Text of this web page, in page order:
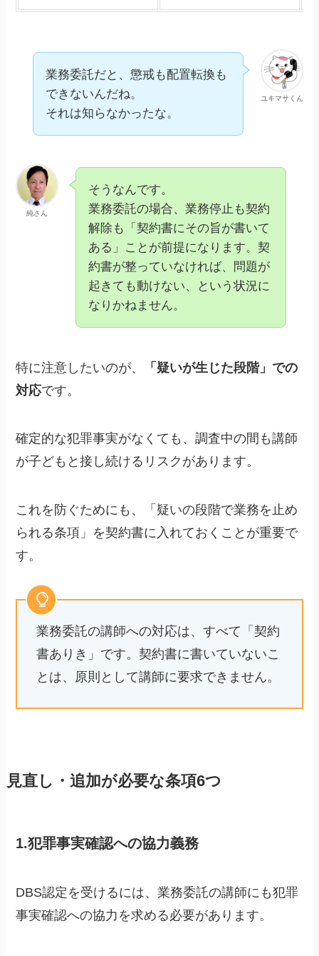
ユキマサくん
業務委託だと、懲戒も配置転換も
できないんだね。
それは知らなかったな。
純さん
そうなんです。
業務委託の場合、業務停止も契約
解除も「契約書にその旨が書いて
ある」ことが前提になります。契
約書が整っていなければ、問題が
起きても動けない、という状況に
なりかねません。
特に注意したいのが、
「疑いが生じた段階」での
対応です。
確定的な犯罪事実がなくても、調査中の間も講師
が子どもと接し続けるリスクがあります。
これを防ぐためにも、「疑いの段階で業務を止め
られる条項」を契約書に入れておくことが重要で
す。
業務委託の講師への対応は、すべて「契約
書ありき」です。契約書に書いていないこ
とは、原則として講師に要求できません。
見直し・追加が必要な条項6つ
1.犯罪事実確認への協力義務
DBS認定を受けるには、業務委託の講師にも犯罪
事実確認への協力を求める必要があります。